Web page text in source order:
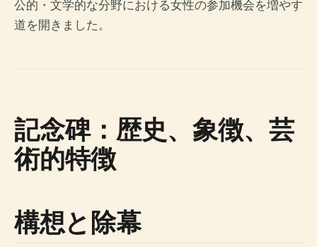
公的・文学的な分野における女性の参加機会を増やす
道を開きました。
記念碑：歴史、象徴、芸
術的特徴
構想と除幕